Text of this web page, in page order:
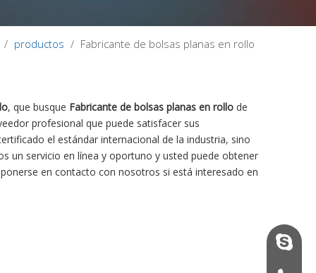
/ productos / Fabricante de bolsas planas en rollo
, que busque Fabricante de bolsas planas en rollo de
profesional que puede satisfacer sus
el estándar internacional de la industria, sino
un servicio en línea y oportuno y usted puede obtener
en contacto con nosotros si está interesado en